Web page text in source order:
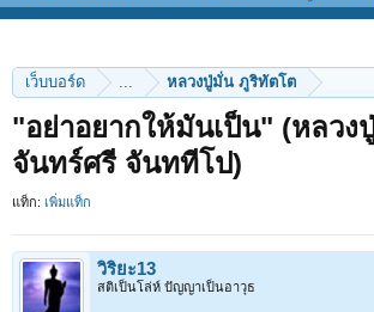
เว็บบอร์ด ... หลวงปู่มั่น ภูริทัตโต
"อย่าอยากให้มันเป็น" (หลวงปู่
จันทร์ศรี จันททีโป)
แท็ก: เพิ่มแท็ก
วิริยะ13
สติเป็นโล่ห์ ปัญญาเป็นอาวุธ